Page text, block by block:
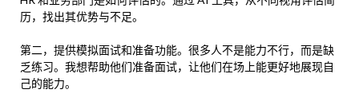
历，找出其优势与不足。
第二，提供模拟面试和准备功能。很多人不是能力不行，而是缺
乏练习。我想帮助他们准备面试，让他们在场上能更好地展现自
己的能力。